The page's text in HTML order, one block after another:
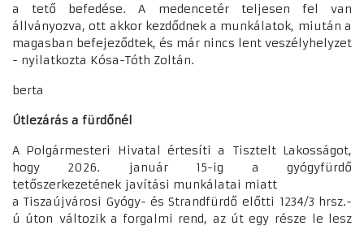
a tető befedése. A medencetér teljesen fel van
állványozva, ott akkor kezdődnek a munkálatok, miután a
magasban befejeződtek, és már nincs lent veszélyhelyzet
- nyilatkozta Kósa-Tóth Zoltán.
berta
Útlezárás a fürdőnél
A Polgármesteri Hivatal értesíti a Tisztelt Lakosságot,
hogy 2026. január 15-ig a gyógyfürdő
tetőszerkezetének javítási munkálatai miatt
a Tiszaújvárosi Gyógy- és Strandfürdő előtti 1234/3 hrsz.-
ú úton változik a forgalmi rend, az út egy része le lesz